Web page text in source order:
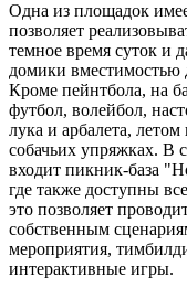
Одна из площадок
позволяет
темное время суток и
домики вместимостью
Кроме пейнтбола, на
футбол, волейбол,
лука и арбалета,
собачьих упряжках. В
входит пикник-база
где также доступны
это позволяет
собственным
мероприятия,
интерактивные игры.